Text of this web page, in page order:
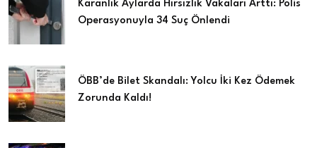
Karanlık Aylarda Hırsızlık Vakaları Arttı: Polis
Operasyonuyla 34 Suç Önlendi
ÖBB’de Bilet Skandalı: Yolcu İki Kez Ödemek
Zorunda Kaldı!